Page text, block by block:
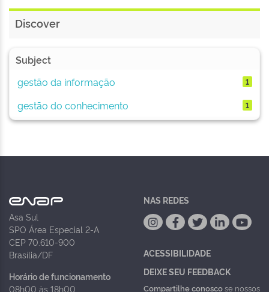
Discover
Subject
gestão da informação
1
gestão do conhecimento 1
Asa Sul
SPO Área Especial 2-A
CEP 70.610-900
Brasília/DF
Horário de funcionamento
08h00 às 18h00
NAS REDES
ACESSIBILIDADE
DEIXE SEU FEEDBACK
Compartilhe conoscose nossos